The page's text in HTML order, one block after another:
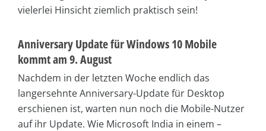
vielerlei Hinsicht ziemlich praktisch sein!
Anniversary Update für Windows 10 Mobile
kommt am 9. August
Nachdem in der letzten Woche endlich das
langersehnte Anniversary-Update für Desktop
erschienen ist, warten nun noch die Mobile-Nutzer
auf ihr Update. Wie Microsoft India in einem –